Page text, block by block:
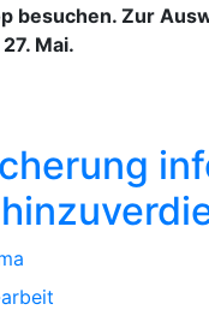
besuchen. Zur
Mai.